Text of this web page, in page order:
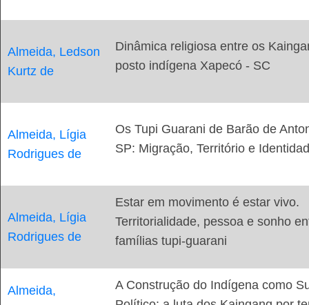
Almeida, Ledson
Kurtz de
Dinâmica religiosa entre os
posto indígena Xapecó - SC
Almeida, Lígia
Rodrigues de
Os Tupi Guarani de Barão de
SP: Migração, Território e
Almeida, Lígia
Rodrigues de
Estar em movimento é estar vivo.
Territorialidade, pessoa e sonho
famílias tupi-guarani
Almeida,
A Construção do Indígena como